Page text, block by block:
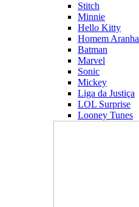
Stitch
Minnie
Hello Kitty
Homem Aranha
Batman
Marvel
Sonic
Mickey
Liga da Justiça
LOL Surprise
Looney Tunes